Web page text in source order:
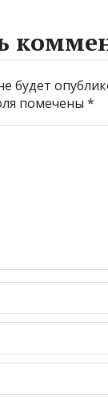
будет
помечены*